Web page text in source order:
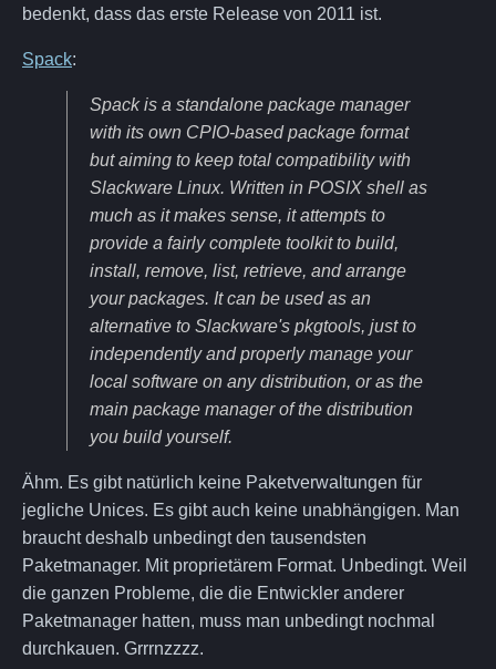
bedenkt, dass das erste Release von 2011 ist.
Spack:
Spack is a standalone package manager
with its own CPIO-based package format
but aiming to keep total compatibility with
Slackware Linux. Written in POSIX shell as
much as it makes sense, it attempts to
provide a fairly complete toolkit to build,
install, remove, list, retrieve, and arrange
your packages. It can be used as an
alternative to Slackware's pkgtools, just to
independently and properly manage your
local software on any distribution, or as the
main package manager of the distribution
you build yourself.
Ähm. Es gibt natürlich keine Paketverwaltungen für
jegliche Unices. Es gibt auch keine unabhängigen. Man
braucht deshalb unbedingt den tausendsten
Paketmanager. Mit proprietärem Format. Unbedingt. Weil
die ganzen Probleme, die die Entwickler anderer
Paketmanager hatten, muss man unbedingt nochmal
durchkauen. Grrrnzzzz.